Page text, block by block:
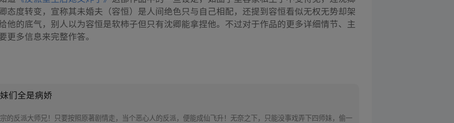
态度转变，宣称其未婚夫（容恒）是人间绝色只与自己相配，还提到容恒看似无权无势却架
他的底气，别人以为容恒是软柿子但只有沈卿能拿捏他。不过对于作品的更多详细情节、主
更多信息来完整作答。
们全是病娇
的反派大师兄！只要按照原著剧情走，当个恶心人的反派，便能成仙飞升！无奈之下，只能没事戏弄下四师妹，偷一